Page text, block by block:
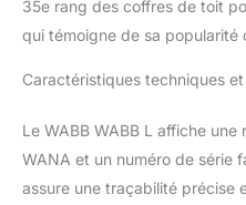
35e rang des coffres de toit
qui témoigne de sa popularité
Caractéristiques techniques
Le WABB WABB L affiche
WANA et un numéro de série
assure une traçabilité précise